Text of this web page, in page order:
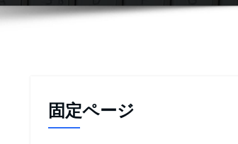
固定ページ